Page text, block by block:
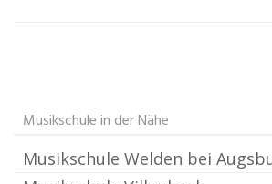
Musikschule in der Nähe
Musikschule Welden bei